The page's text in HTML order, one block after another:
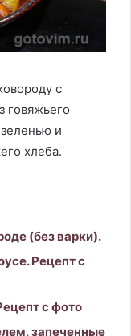
с
говяжьего
и
хлеба.
(без варки).
Рецепт с
с фото
запеченные